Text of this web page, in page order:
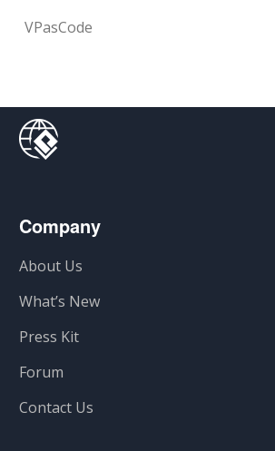
VPasCode
Company
About Us
What’s New
Press Kit
Forum
Contact Us